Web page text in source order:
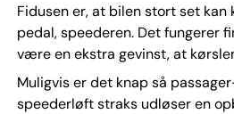
Fidusen er, at bilen stort set kan
pedal, speederen. Det fungerer
være en ekstra gevinst, at
Muligvis er det knap så
speederløft straks udløser en